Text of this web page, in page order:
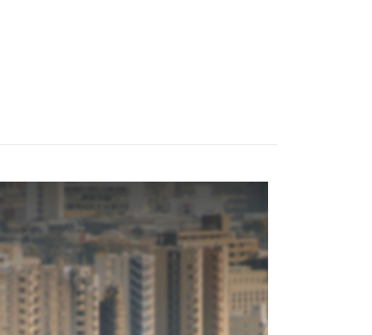
完成當下不需立刻繳費，但若您需要取消訂單，請聯
未經商家同意取消之訂單仍視為有效，需透過AFTEE
技股份有限公司。
請事先徵得法定代理人或監護人之同意方可使用
，若未經同意申辦者引起之損失，本公司不負相關責
享後付」時，將依據個別帳號之用戶狀況，依本公司
上限額度；若仍有額度不足之情形，本公司將視審查
份認證。
個帳號或使用他人資訊註冊。若發現惡意使用之情